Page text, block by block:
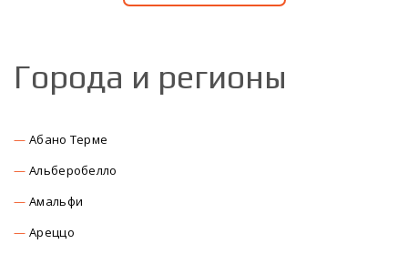
Города и регионы
Абано Терме
Альберобелло
Амальфи
Ареццо